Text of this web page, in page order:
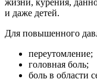
жизни, курения,
и даже детей.
Для повышенного
переутомление;
головная боль;
боль в области